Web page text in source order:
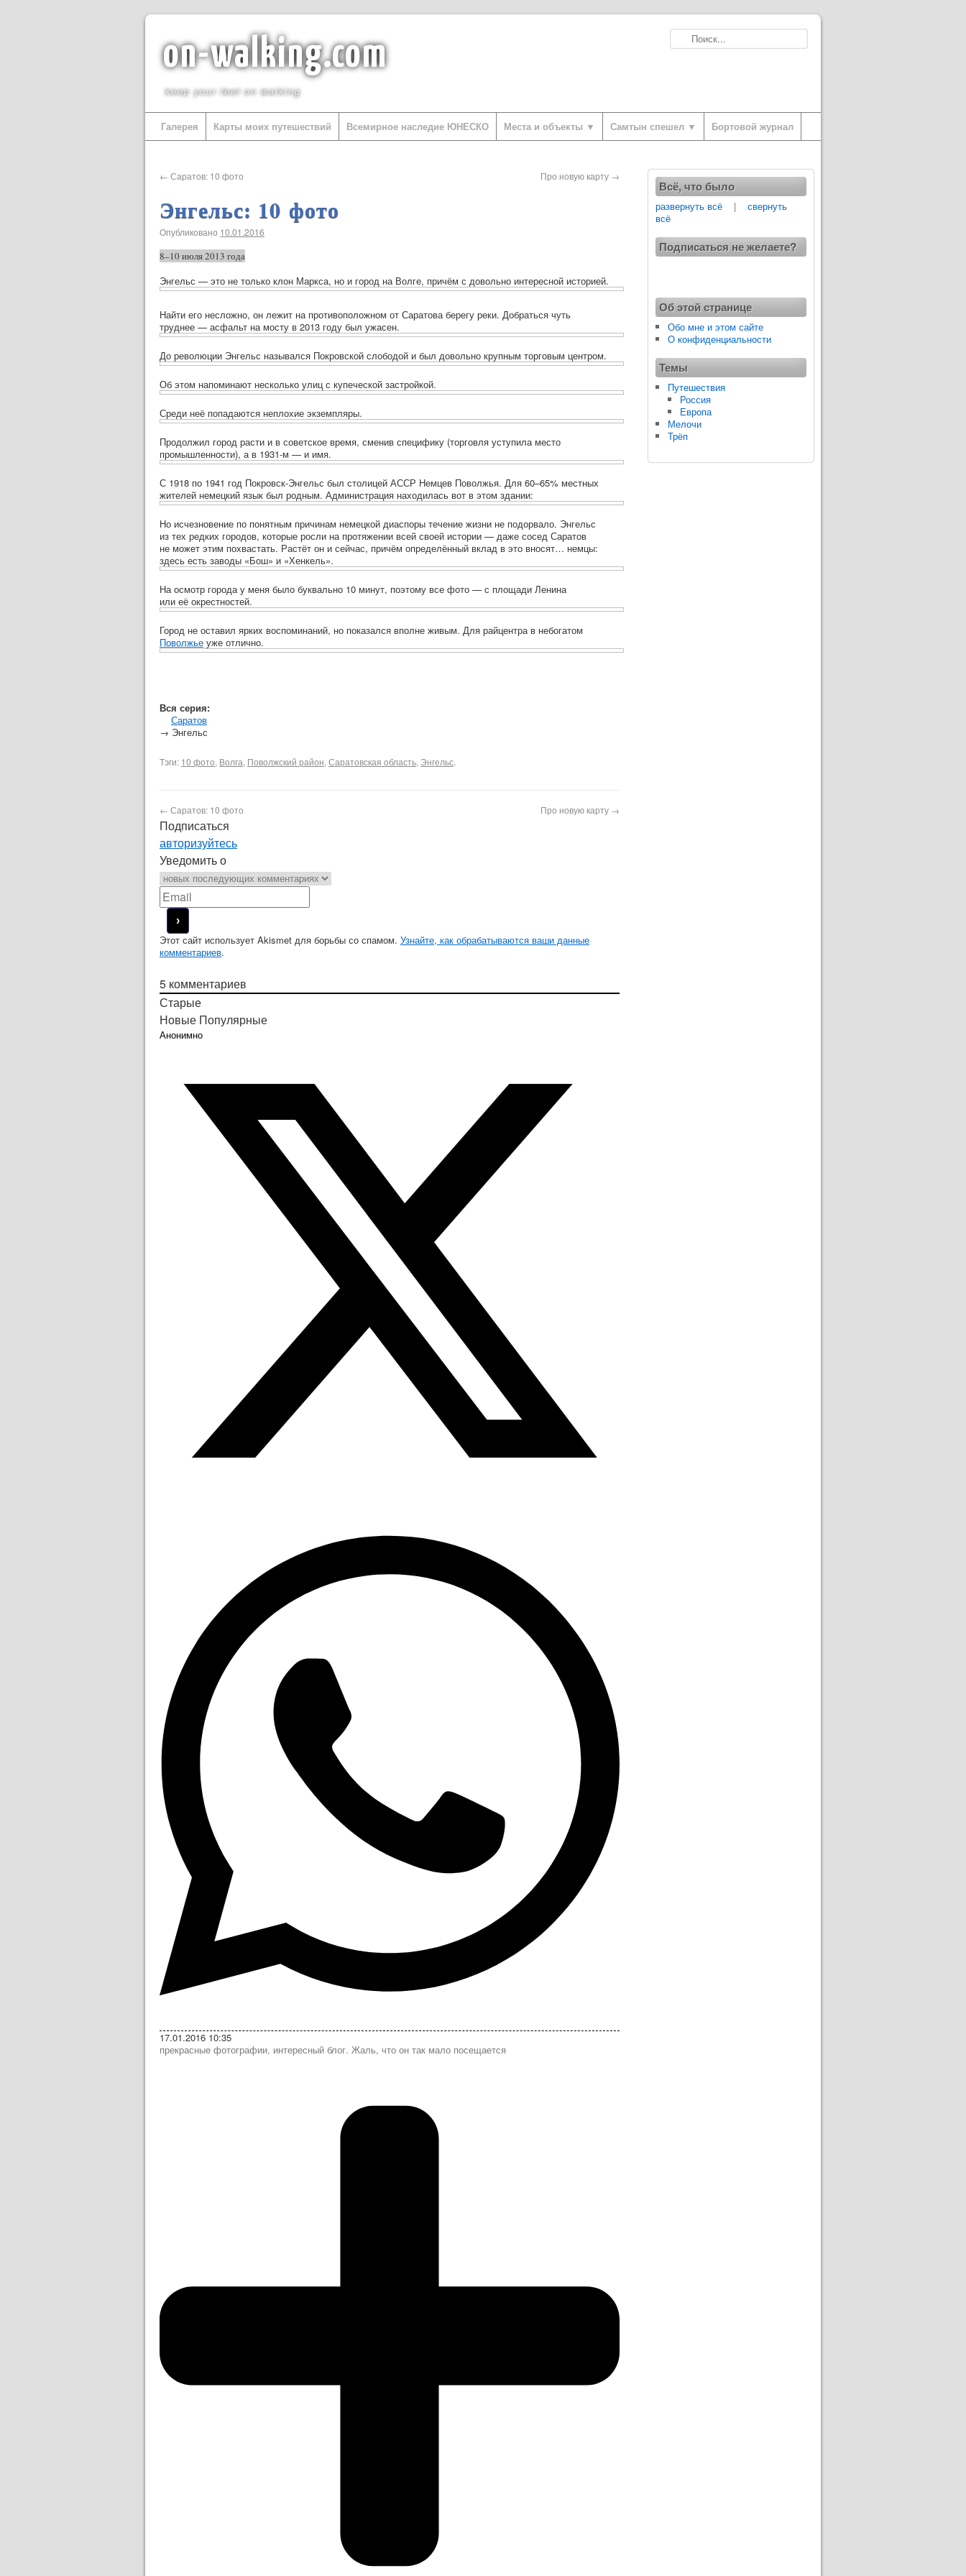
on-walking.com
keep your feet on walking
Галерея Карты моих путешествий Всемирное наследие ЮНЕСКО Места и объекты ▼ Самтын спешел ▼ Бортовой журнал
← Саратов: 10 фото Про новую карту →
Энгельс: 10 фото
Опубликовано 10.01.2016
8–10 июля2013 года
Энгельс — это не только клон Маркса, но и город на Волге, причём с довольно интересной историей.
Найти его несложно, он лежит на противоположном от Саратова берегу реки. Добраться чуть
труднее — асфальт на мосту в 2013 году был ужасен.
До революции Энгельс назывался Покровской слободой и был довольно крупным торговым центром.
Об этом напоминают несколько улиц с купеческой застройкой.
Среди неё попадаются неплохие экземпляры.
Продолжил город расти и в советское время, сменив специфику (торговля уступила место
промышленности), а в 1931-м — и имя.
С 1918 по 1941 год Покровск-Энгельс был столицей АССР Немцев Поволжья. Для 60–65% местных
жителей немецкий язык был родным. Администрация находилась вот в этом здании:
Но исчезновение по понятным причинам немецкой диаспоры течение жизни не подорвало. Энгельс
из тех редких городов, которые росли на протяжении всей своей истории — даже сосед Саратов
не может этим похвастать. Растёт он и сейчас, причём определённый вклад в это вносят… немцы:
здесь есть заводы «Бош» и «Хенкель».
На осмотр города у меня было буквально 10 минут, поэтому все фото — с площади Ленина
или её окрестностей.
Город не оставил ярких воспоминаний, но показался вполне живым. Для райцентра в небогатом
Поволжье уже отлично.
Вся серия:
Саратов
→ Энгельс
Тэги: 10 фото, Волга, Поволжский район, Саратовская область, Энгельс.
← Саратов: 10 фото Про новую карту →
Подписаться
авторизуйтесь
Уведомить о
Этот сайт использует Akismet для борьбы со спамом. Узнайте, как обрабатываются ваши данные
комментариев.
5 комментариев
Старые
Новые Популярные
Анонимно
17.01.2016 10:35
прекрасные фотографии, интересный блог. Жаль, что он так мало посещается
Всё, что было
развернуть всё | свернуть
всё
Подписаться не желаете?
Об этой странице
Обо мне и этом сайте
О конфиденциальности
Темы
Путешествия
Россия
Европа
Мелочи
Трёп